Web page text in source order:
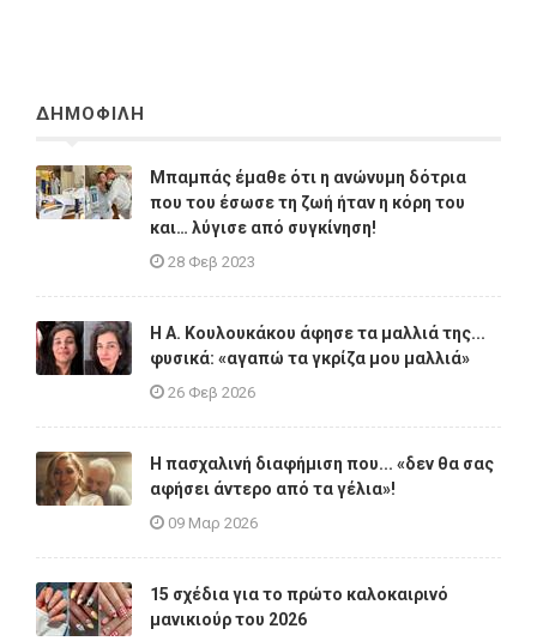
ΔΗΜΟΦΙΛΗ
Μπαμπάς έμαθε ότι η ανώνυμη δότρια
που του έσωσε τη ζωή ήταν η κόρη του
και… λύγισε από συγκίνηση!
28 Φεβ 2023
Η A. Κουλουκάκου άφησε τα μαλλιά της...
φυσικά: «αγαπώ τα γκρίζα μου μαλλιά»
26 Φεβ 2026
Η πασχαλινή διαφήμιση που... «δεν θα σας
αφήσει άντερο από τα γέλια»!
09 Μαρ 2026
15 σχέδια για το πρώτο καλοκαιρινό
μανικιούρ του 2026